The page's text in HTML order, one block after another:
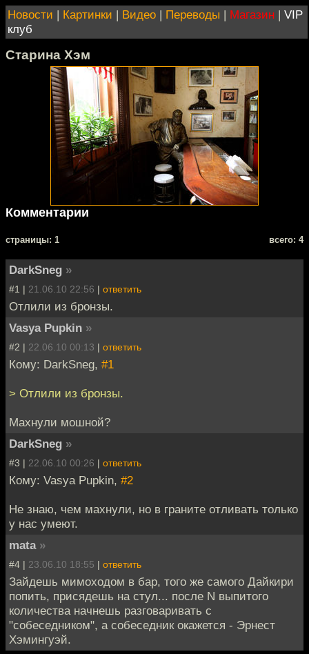
Новости | Картинки | Видео | Переводы | Магазин | VIP
клуб
Старина Хэм
Комментарии
cтраницы: 1 всего: 4
DarkSneg »
#1 | 21.06.10 22:56 | ответить
Отлили из бронзы.
Vasya Pupkin »
#2 | 22.06.10 00:13 | ответить
Кому: DarkSneg, #1
> Отлили из бронзы.
Махнули мошной?
DarkSneg »
#3 | 22.06.10 00:26 | ответить
Кому: Vasya Pupkin, #2
Не знаю, чем махнули, но в граните отливать только
у нас умеют.
mata »
#4 | 23.06.10 18:55 | ответить
Зайдешь мимоходом в бар, того же самого Дайкири
попить, присядешь на стул... после N выпитого
количества начнешь разговаривать с
"собеседником", а собеседник окажется - Эрнест
Хэмингуэй.